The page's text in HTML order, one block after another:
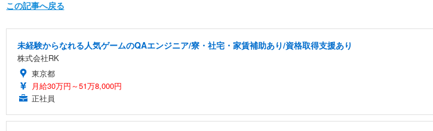
この記事へ戻る
未経験からなれる人気ゲームのQAエンジニア/寮・社宅・家賃補助あり/資格取得支援あり
株式会社RK
東京都
月給30万円～51万8,000円
正社員